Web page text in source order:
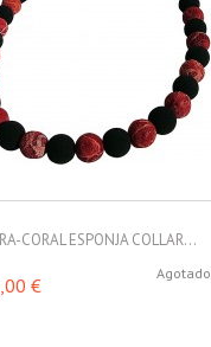
CORAL ESPONJA COLLAR...
Agotado
€